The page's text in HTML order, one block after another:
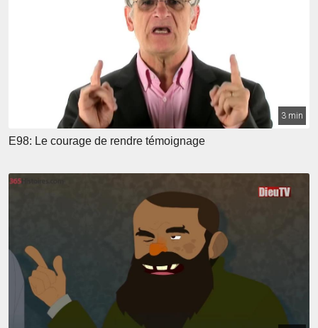
3 min
E98: Le courage de rendre témoignage